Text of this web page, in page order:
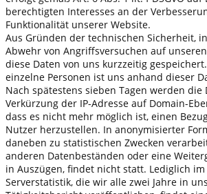
berechtigten Interesses an der
Funktionalität unserer Website.
Aus Gründen der technischen Sicherheit,
Abwehr von Angriffsversuchen auf
diese Daten von uns kurzzeitig
einzelne Personen ist uns anhand dieser
Nach spätestens sieben Tagen werden die
Verkürzung der IP-Adresse auf Domain-
dass es nicht mehr möglich ist, einen
Nutzer herzustellen. In anonymisierter
daneben zu statistischen Zwecken
anderen Datenbeständen oder eine
in Auszügen, findet nicht statt. Lediglich
Serverstatistik, die wir alle zwei Jahre in